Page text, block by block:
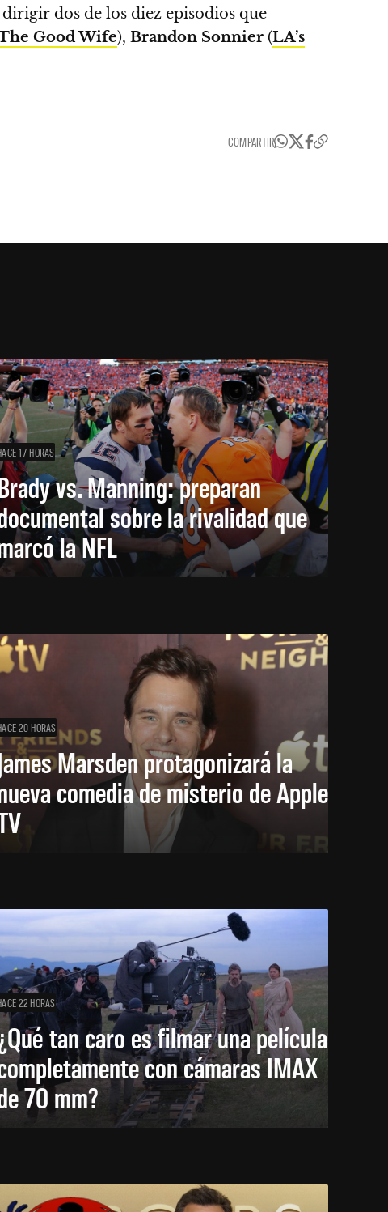
dirigir dos de los diez episodios que
Good Wife), Brandon Sonnier (LA’s
COMPARTIR
17 HORAS
vs. Manning: preparan
sobre la rivalidad que
la NFL
20 HORAS
Marsden protagonizará la
comedia de misterio de Apple
22 HORAS
tan caro es filmar una película
con cámaras IMAX
70 mm?